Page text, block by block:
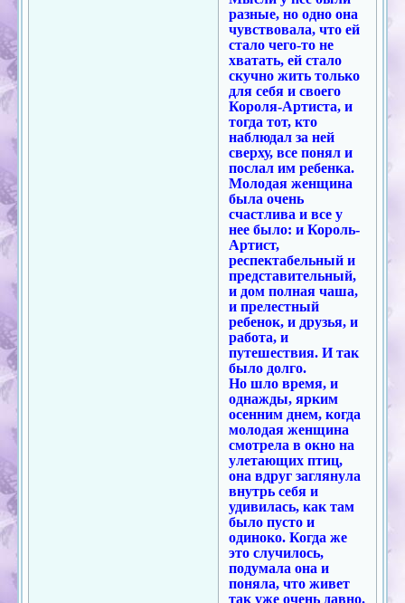
разные, но одно она
чувствовала, что ей
стало чего-то не
хватать, ей стало
скучно жить только
для себя и своего
Короля-Артиста, и
тогда тот, кто
наблюдал за ней
сверху, все понял и
послал им ребенка.
Молодая женщина
была очень
счастлива и все у
нее было: и Король-
Артист,
респектабельный и
представительный,
и дом полная чаша,
и прелестный
ребенок, и друзья, и
работа, и
путешествия. И так
было долго.
Но шло время, и
однажды, ярким
осенним днем, когда
молодая женщина
смотрела в окно на
улетающих птиц,
она вдруг заглянула
внутрь себя и
удивилась, как там
было пусто и
одиноко. Когда же
это случилось,
подумала она и
поняла, что живет
так уже очень давно.